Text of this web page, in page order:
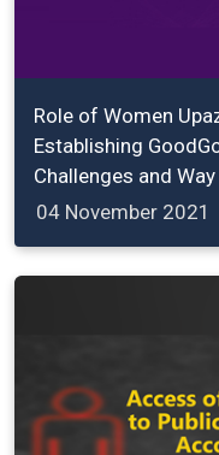
Role of Women
Establishing
Challenges and
04 November 2021